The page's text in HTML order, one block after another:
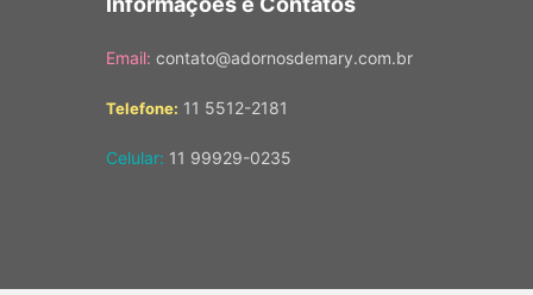
Email: contato@adornosdemary.com.br
Telefone: 11 5512-2181
Celular: 11 99929-0235